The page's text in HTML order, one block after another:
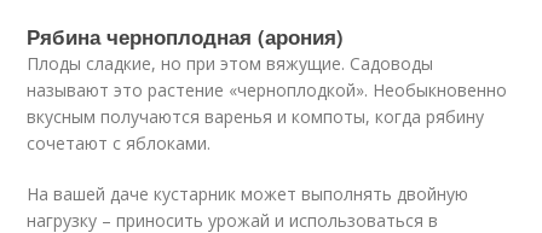
Рябина черноплодная (арония)
Плоды сладкие, но при этом вяжущие. Садоводы
называют это растение «черноплодкой». Необыкновенно
вкусным получаются варенья и компоты, когда рябину
сочетают с яблоками.
На вашей даче кустарник может выполнять двойную
нагрузку – приносить урожай и использоваться в